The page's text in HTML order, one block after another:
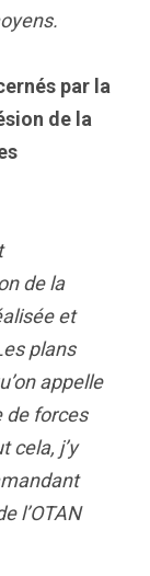
par la
de la
de la
et
plans
appelle
de forces
cela, j’y
l’OTAN